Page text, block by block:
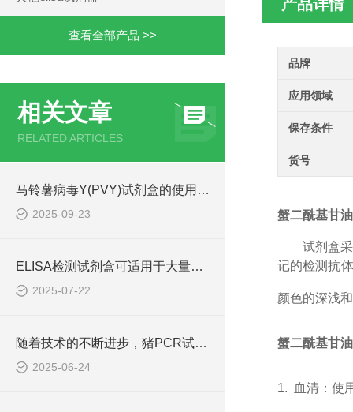
查看全部产品 >>
相关文章
RELATED ARTICLES
马铃薯病毒Y(PVY)试剂盒的使用方法非常简单，一看就会
2025-09-23
ELISA检测试剂盒可适用于大量样本的同时检测
2025-07-22
随着技术的不断进步，猪PCR试剂盒在不断的发展和*
2025-06-24
产品详情
品牌
应用领域
保存条件
货号
蟹二酰基甘
试剂盒
记的检测抗
颜色的深浅
蟹二酰基甘
1. 血清：使